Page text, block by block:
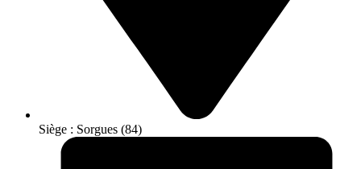
Siège : Sorgues (84)